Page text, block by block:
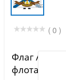
( 0 )
Флаг
флота